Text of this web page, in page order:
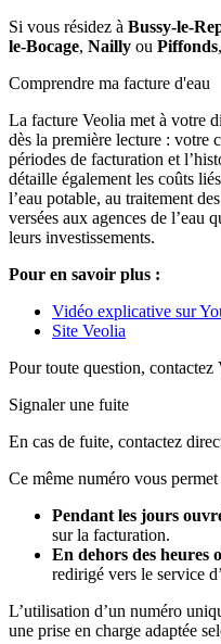
Si vous résidez à Bussy-le-
le-Bocage, Nailly ou Piffonds,
Comprendre ma facture d'eau
La facture Veolia met à votre
dès la première lecture : votre
périodes de facturation et
détaille également les coûts
l’eau potable, au traitement
versées aux agences de l’eau
leurs investissements.
Pour en savoir plus :
Vidéo explicative sur
Site Veolia
Pour toute question, contactez
Signaler une fuite
En cas de fuite, contactez
Ce même numéro vous
Pendant les jours
sur la facturation.
En dehors des heures
redirigé vers le service
L’utilisation d’un numéro
une prise en charge adaptée